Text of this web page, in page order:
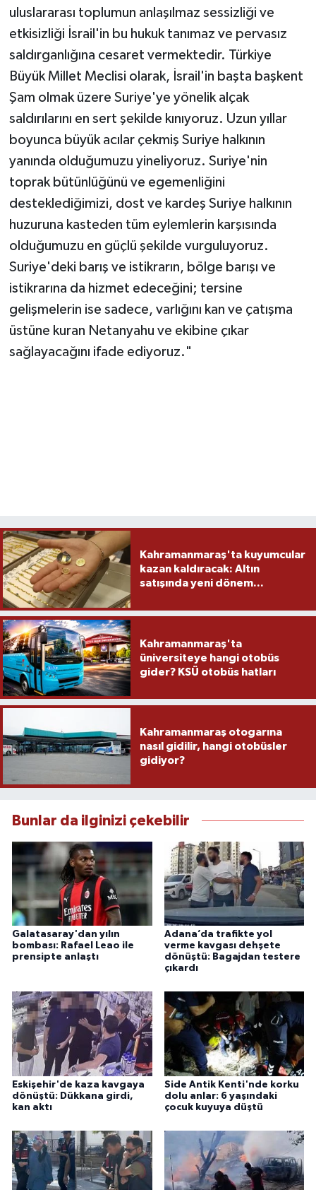
uluslararası toplumun anlaşılmaz sessizliği ve
etkisizliği İsrail'in bu hukuk tanımaz ve pervasız
saldırganlığına cesaret vermektedir. Türkiye
Büyük Millet Meclisi olarak, İsrail'in başta başkent
Şam olmak üzere Suriye'ye yönelik alçak
saldırılarını en sert şekilde kınıyoruz. Uzun yıllar
boyunca büyük acılar çekmiş Suriye halkının
yanında olduğumuzu yineliyoruz. Suriye'nin
toprak bütünlüğünü ve egemenliğini
desteklediğimizi, dost ve kardeş Suriye halkının
huzuruna kasteden tüm eylemlerin karşısında
olduğumuzu en güçlü şekilde vurguluyoruz.
Suriye'deki barış ve istikrarın, bölge barışı ve
istikrarına da hizmet edeceğini; tersine
gelişmelerin ise sadece, varlığını kan ve çatışma
üstüne kuran Netanyahu ve ekibine çıkar
sağlayacağını ifade ediyoruz."
Kahramanmaraş'ta kuyumcular
kazan kaldıracak: Altın
satışında yeni dönem...
Kahramanmaraş'ta
üniversiteye hangi otobüs
gider? KSÜ otobüs hatları
Kahramanmaraş otogarına
nasıl gidilir, hangi otobüsler
gidiyor?
Bunlar da ilginizi çekebilir
Galatasaray'dan yılın
bombası: Rafael Leao ile
prensipte anlaştı
Adana’da trafikte yol
verme kavgası dehşete
dönüştü: Bagajdan testere
çıkardı
Eskişehir'de kaza kavgaya
dönüştü: Dükkana girdi,
kan aktı
Side Antik Kenti'nde korku
dolu anlar: 6 yaşındaki
çocuk kuyuya düştü